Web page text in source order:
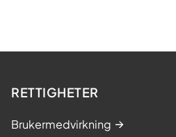
RETTIGHETER
Brukermedvirkning